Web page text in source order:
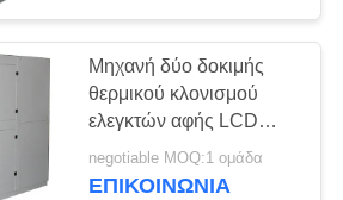
Μηχανή δύο δοκιμής
θερμικού κλονισμού
ελεγκτών αφής LCD
γραφείο τύπων
καλαθιών περίπτωσης
negotiable MOQ:1 ομάδα
ΕΠΙΚΟΙΝΩΝΊΑ